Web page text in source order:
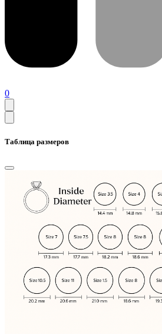
0
Таблица размеров